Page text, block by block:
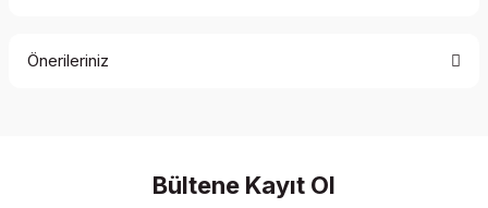
Önerileriniz
Görüş ve önerileriniz için teşekkür ederiz.
Bültene Kayıt Ol